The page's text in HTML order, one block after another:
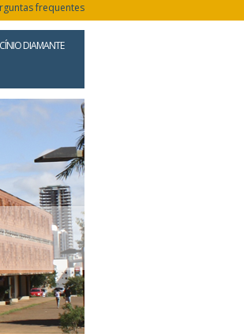
frequentes
DIAMANTE